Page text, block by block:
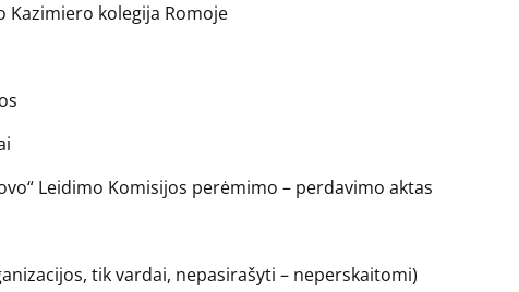
Kazimiero kolegija Romoje
Leidimo Komisijos perėmimo – perdavimo aktas
tik vardai, nepasirašyti – neperskaitomi)